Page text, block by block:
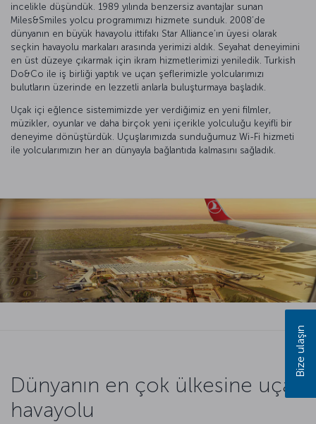
incelikle düşündük. 1989 yılında benzersiz avantajlar sunan
Miles&Smiles yolcu programımızı hizmete sunduk. 2008’de
dünyanın en büyük havayolu ittifakı Star Alliance’ın üyesi olarak
seçkin havayolu markaları arasında yerimizi aldık. Seyahat deneyimini
en üst düzeye çıkarmak için ikram hizmetlerimizi yeniledik. Turkish
Do&Co ile iş birliği yaptık ve uçan şeflerimizle yolcularımızı
bulutların üzerinde en lezzetli anlarla buluşturmaya başladık.
Uçak içi eğlence sistemimizde yer verdiğimiz en yeni filmler,
müzikler, oyunlar ve daha birçok yeni içerikle yolculuğu keyifli bir
deneyime dönüştürdük. Uçuşlarımızda sunduğumuz Wi-Fi hizmeti
ile yolcularımızın her an dünyayla bağlantıda kalmasını sağladık.
Dünyanın en çok ülkesine uçan
havayolu
Bize ulaşın